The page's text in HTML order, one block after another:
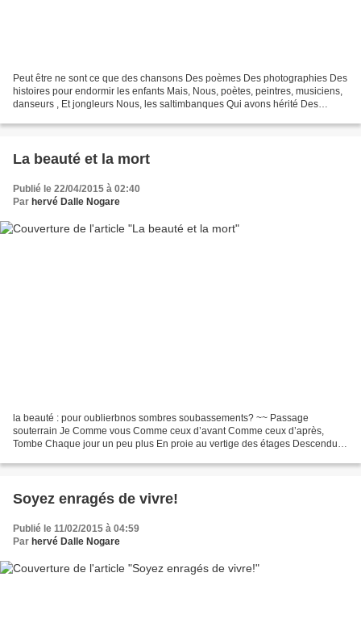
Peut être ne sont ce que des chansons Des poèmes Des photographies Des
histoires pour endormir les enfants Mais, Nous, poètes, peintres, musiciens,
danseurs , Et jongleurs Nous, les saltimbanques Qui avons hérité Des
La beauté et la mort
Publié le 22/04/2015 à 02:40
Par hervé Dalle Nogare
la beauté : pour oublierbnos sombres soubassements? ~~ Passage
souterrain Je Comme vous Comme ceux d’avant Comme ceux d’après,
Tombe Chaque jour un peu plus En proie au vertige des étages Descendus
Soyez enragés de vivre!
Publié le 11/02/2015 à 04:59
Par hervé Dalle Nogare